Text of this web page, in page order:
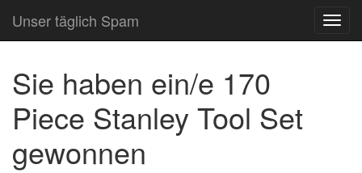
Unser täglich Spam
Sie haben ein/e 170
Piece Stanley Tool Set
gewonnen